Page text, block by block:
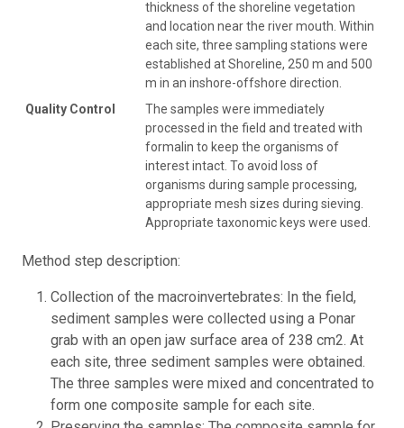
thickness of the shoreline vegetation
and location near the river mouth. Within
each site, three sampling stations were
established at Shoreline, 250 m and 500
m in an inshore-offshore direction.
Quality Control
The samples were immediately
processed in the field and treated with
formalin to keep the organisms of
interest intact. To avoid loss of
organisms during sample processing,
appropriate mesh sizes during sieving.
Appropriate taxonomic keys were used.
Method step description:
Collection of the macroinvertebrates: In the field,
sediment samples were collected using a Ponar
grab with an open jaw surface area of 238 cm2. At
each site, three sediment samples were obtained.
The three samples were mixed and concentrated to
form one composite sample for each site.